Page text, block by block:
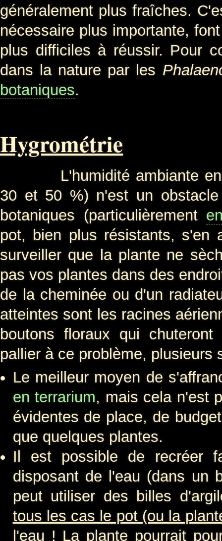
généralement plus fraîches.
nécessaire plus importante,
plus difficiles à réussir. Pour
dans la nature par les
botaniques.
Hygrométrie
L'humidité ambiante en
30 et 50 %) n'est un
botaniques (particulièrement
pot, bien plus résistants, s'en
surveiller que la plante ne
pas vos plantes dans des
de la cheminée ou d'un
atteintes sont les racines
boutons floraux qui
pallier à ce problème, plusieurs
Le meilleur moyen de
en terrarium, mais cela n'est
évidentes de place, de
que quelques plantes.
Il est possible de recréer
disposant de l'eau (dans un
peut utiliser des billes
tous les cas le pot (ou la
l'eau ! La plante pourrait